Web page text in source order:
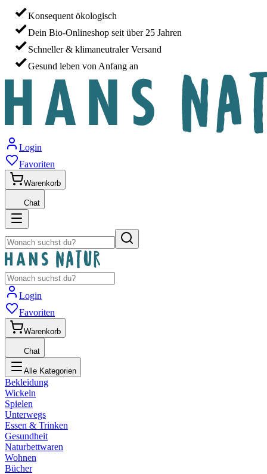
Konsequent ökologisch
Dein Bio-Onlineshop seit über 25 Jahren
Schneller & klimaneutraler Versand
Gesund leben von Anfang an
Login
Favoriten
Warenkorb
Chat
Login
Favoriten
Warenkorb
Chat
Alle Kategorien
Bekleidung
Wickeln
Spielen
Unterwegs
Essen & Trinken
Gesundheit
Naturbettwaren
Wohnen
Bücher